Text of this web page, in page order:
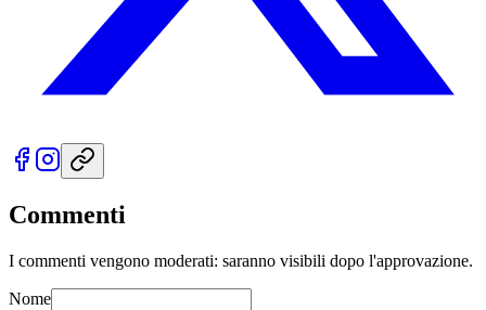
Commenti
I commenti vengono moderati: saranno visibili dopo l'approvazione.
Nome